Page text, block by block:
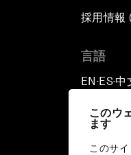
このウ
ます
このサ
採用情報
言語
EN ▪ ES▪中